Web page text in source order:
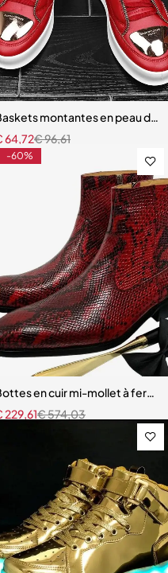
hommes, chaussures
montantes en peau de
€96,61
64,72
-60%
en cuir mi-mollet à
€574,03
229,61